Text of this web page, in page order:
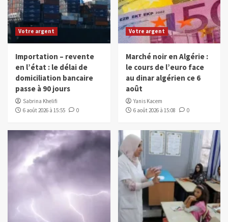
Votre argent
Importation – revente
en l’état : le délai de
domiciliation bancaire
passe à 90 jours
Sabrina Khelifi
6 août 2026 à 15:55
0
Votre argent
Marché noir en Algérie :
le cours de l’euro face
au dinar algérien ce 6
août
Yanis Kacem
6 août 2026 à 15:08
0